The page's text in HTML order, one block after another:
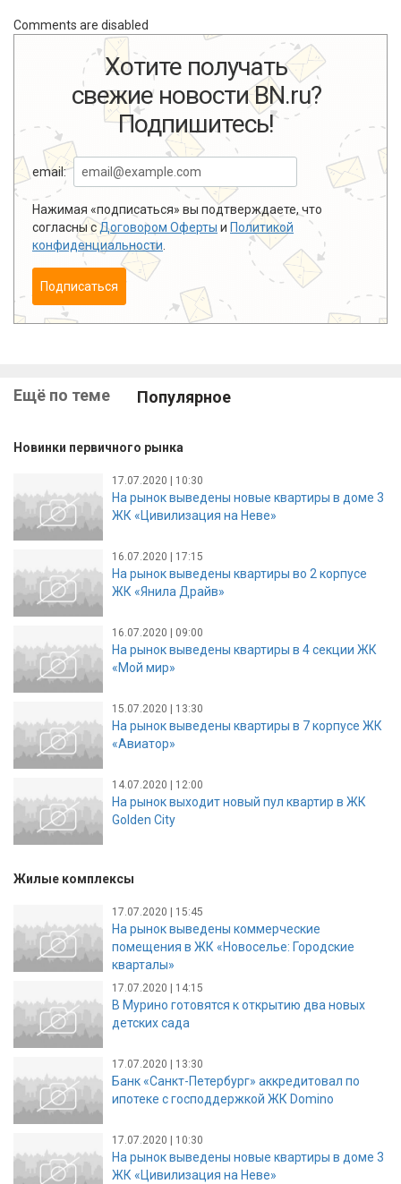
Comments are disabled
Хотите получать
свежие новости BN.ru?
Подпишитесь!
email:
Нажимая «подписаться» вы подтверждаете, что
согласны сДоговором Оферты и Политикой
конфиденциальности
Подписаться
Ещё по теме Популярное
Новинки первичного рынка
17.07.2020 | 10:30
На рынок выведены новые квартиры в доме 3
ЖК «Цивилизация на Неве»
16.07.2020 | 17:15
На рынок выведены квартиры во 2 корпусе
ЖК «Янила Драйв»
16.07.2020 | 09:00
На рынок выведены квартиры в 4 секции ЖК
«Мой мир»
15.07.2020 | 13:30
На рынок выведены квартиры в 7 корпусе ЖК
«Авиатор»
14.07.2020 | 12:00
На рынок выходит новый пул квартир в ЖК
Golden City
Жилые комплексы
17.07.2020 | 15:45
На рынок выведены коммерческие
помещения в ЖК «Новоселье: Городские
кварталы»
17.07.2020 | 14:15
В Мурино готовятся к открытию два новых
детских сада
17.07.2020 | 13:30
Банк «Санкт-Петербург» аккредитовал по
ипотеке с господдержкой ЖК Domino
17.07.2020 | 10:30
На рынок выведены новые квартиры в доме 3
ЖК «Цивилизация на Неве»